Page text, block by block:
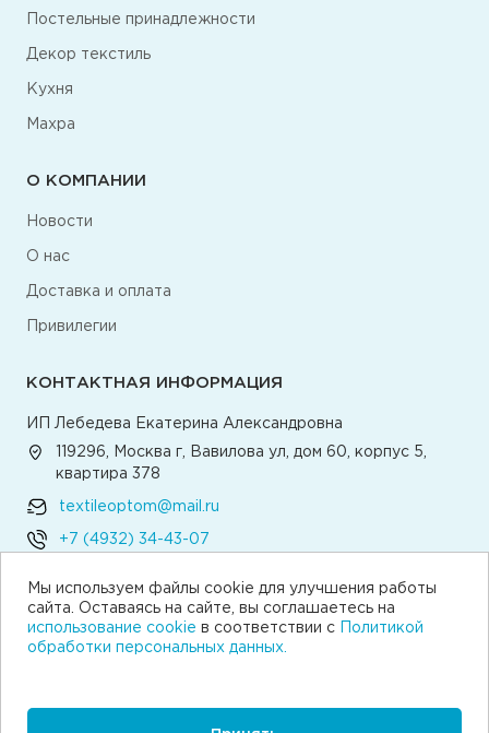
Мы используем файлы cookie для улучшения работы
сайта. Оставаясь на сайте, вы соглашаетесь на
использование cookie в соответствии с
Политикой
обработки персональных данных.
Постельные принадлежности
Декор текстиль
Кухня
Махра
О КОМПАНИИ
Новости
О нас
Доставка и оплата
Привилегии
КОНТАКТНАЯ ИНФОРМАЦИЯ
ИП Лебедева Екатерина Александровна
119296, Москва г, Вавилова ул, дом 60, корпус 5,
квартира 378
textileoptom@mail.ru
+7 (4932) 34-43-07
Написать директору
Согласие на получение рекламы